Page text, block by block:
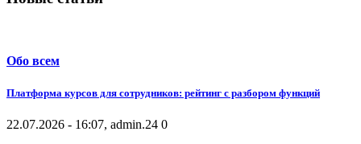
Обо всем
Платформа курсов для сотрудников: рейтинг с разбором функций
22.07.2026 - 16:07, admin.24 0